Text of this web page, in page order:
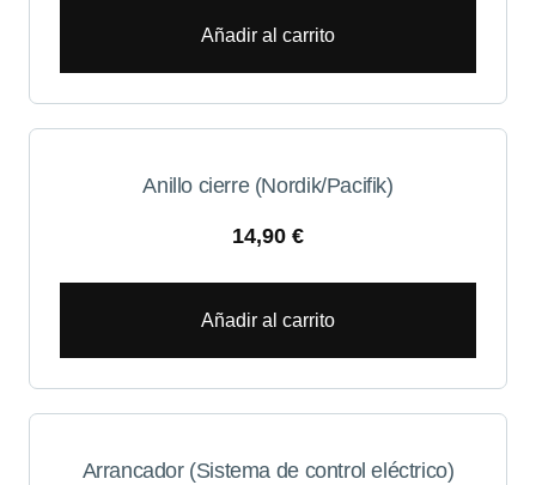
Añadir al carrito
Anillo cierre (Nordik/Pacifik)
14,90 €
Añadir al carrito
Arrancador (Sistema de control eléctrico)